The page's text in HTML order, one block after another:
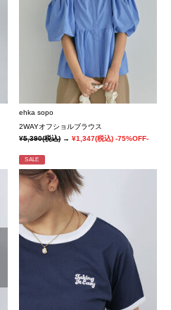
ehka sopo
2WAYオフショルブラウス
¥5,390(税込)→¥1,347(税込) -75%OFF-
SALE